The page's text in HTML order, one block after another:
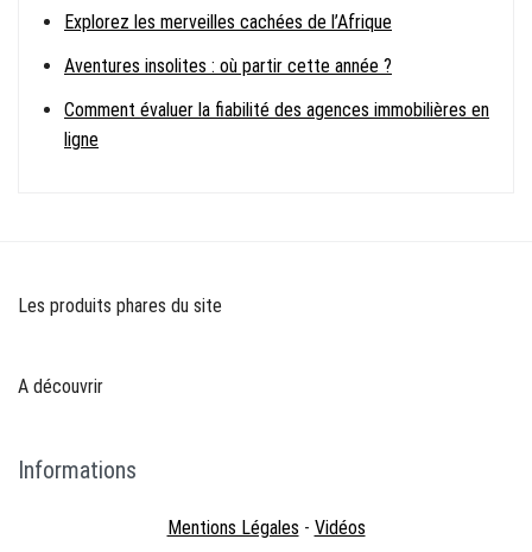
Explorez les merveilles cachées de l’Afrique
Aventures insolites : où partir cette année ?
Comment évaluer la fiabilité des agences immobilières en
ligne
Les produits phares du site
A découvrir
Informations
Mentions Légales - Vidéos